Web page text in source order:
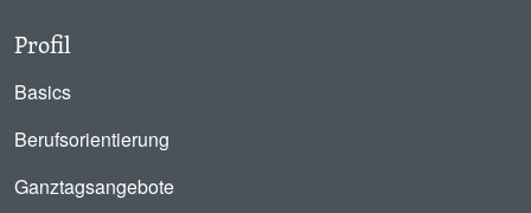
Profil
Basics
Berufsorientierung
Ganztagsangebote